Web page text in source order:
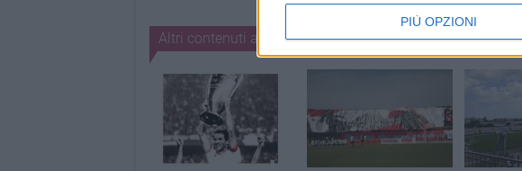
PIÙ OPZIONI
Altri contenuti a tema